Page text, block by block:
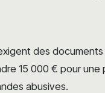
des documents
15 000 € pour une
abusives.